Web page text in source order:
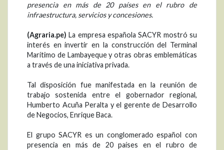
presencia en más de 20 países en el rubro de
infraestructura, servicios y concesiones.
(Agraria.pe) La empresa española SACYR mostró su
interés en invertir en la construcción del Terminal
Marítimo de Lambayeque y otras obras emblemáticas
a través de una iniciativa privada.
Tal disposición fue manifestada en la reunión de
trabajo sostenida entre el gobernador regional,
Humberto Acuña Peralta y el gerente de Desarrollo
de Negocios, Enrique Baca.
El grupo SACYR es un conglomerado español con
presencia en más de 20 países en el rubro de